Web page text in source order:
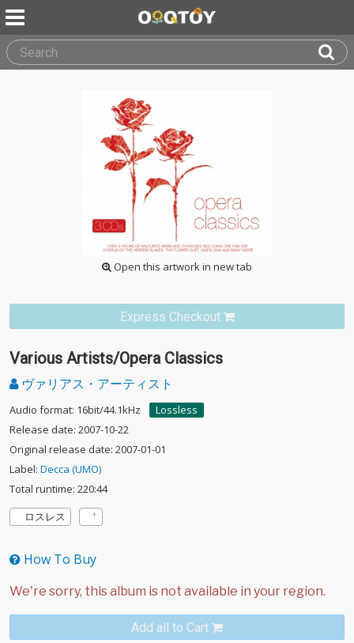
Open this artwork in new tab
Express Checkout
Various Artists/Opera Classics
ヴァリアス・アーティスト
Audio format: 16bit/44.1kHz
Lossless
Release date: 2007-10-22
Original release date: 2007-01-01
Label: Decca (UMO)
Total runtime: 220:44
ロスレス
How To Buy
Add all to Cart